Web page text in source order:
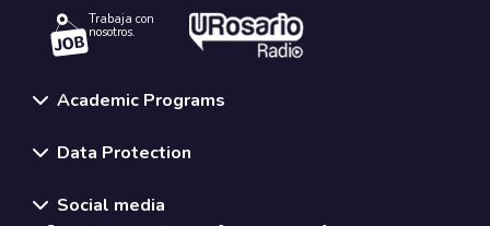
Trabaja con
nosotros.
Academic Programs
Data Protection
Social media